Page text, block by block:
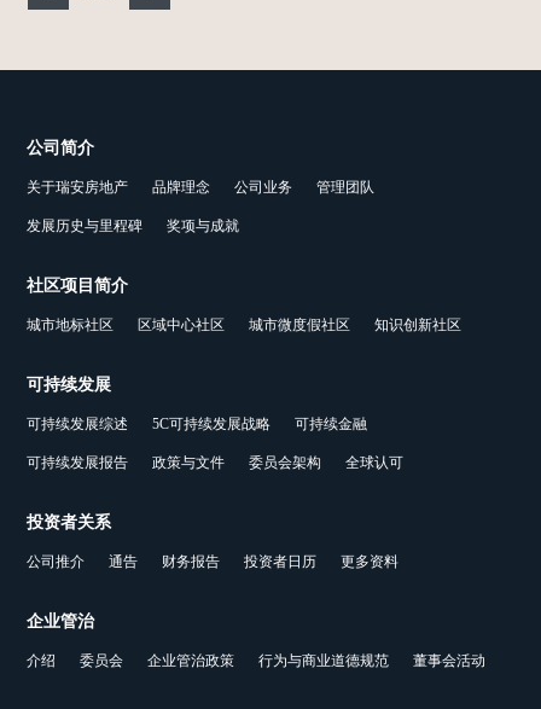
公司简介
关于瑞安房地产 品牌理念 公司业务 管理团队
发展历史与里程碑 奖项与成就
社区项目简介
城市地标社区 区域中心社区 城市微度假社区 知识创新社区
可持续发展
可持续发展综述 5C可持续发展战略 可持续金融
可持续发展报告 政策与文件 委员会架构 全球认可
投资者关系
公司推介 通告 财务报告 投资者日历 更多资料
企业管治
介绍 委员会 企业管治政策 行为与商业道德规范 董事会活动